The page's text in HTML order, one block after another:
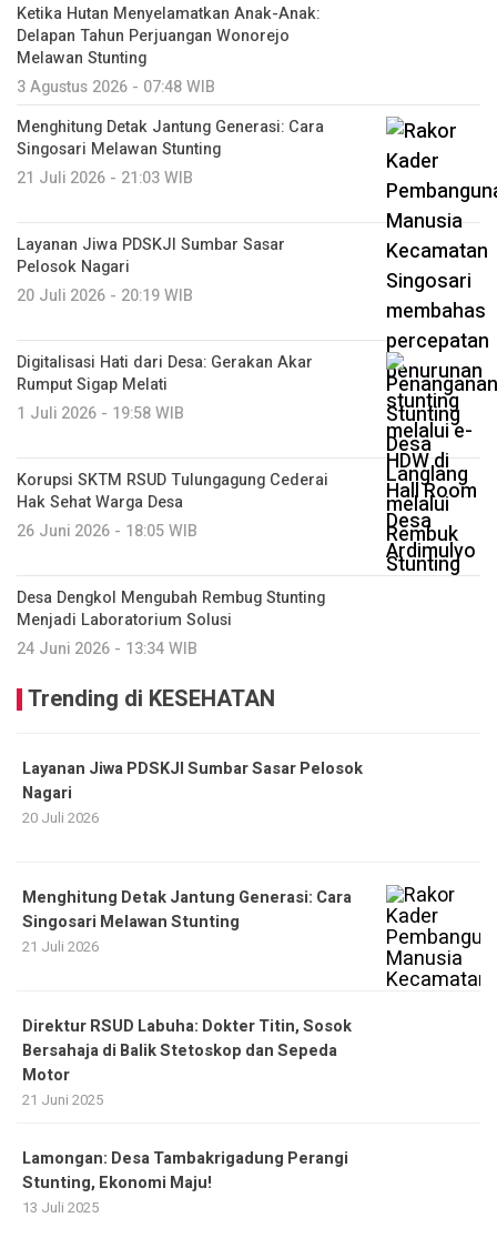
Ketika Hutan Menyelamatkan Anak-Anak:
Delapan Tahun Perjuangan Wonorejo
Melawan Stunting
3 Agustus 2026 - 07:48 WIB
Menghitung Detak Jantung Generasi: Cara
Singosari Melawan Stunting
21 Juli 2026 - 21:03 WIB
Layanan Jiwa PDSKJI Sumbar Sasar
Pelosok Nagari
20 Juli 2026 - 20:19 WIB
Digitalisasi Hati dari Desa: Gerakan Akar
Rumput Sigap Melati
1 Juli 2026 - 19:58 WIB
Korupsi SKTM RSUD Tulungagung Cederai
Hak Sehat Warga Desa
26 Juni 2026 - 18:05 WIB
Desa Dengkol Mengubah Rembug Stunting
Menjadi Laboratorium Solusi
24 Juni 2026 - 13:34 WIB
Trending di KESEHATAN
Layanan Jiwa PDSKJI Sumbar Sasar Pelosok
Nagari
20 Juli 2026
Menghitung Detak Jantung Generasi: Cara
Singosari Melawan Stunting
21 Juli 2026
Direktur RSUD Labuha: Dokter Titin, Sosok
Bersahaja di Balik Stetoskop dan Sepeda
Motor
21 Juni 2025
Lamongan: Desa Tambakrigadung Perangi
Stunting, Ekonomi Maju!
13 Juli 2025